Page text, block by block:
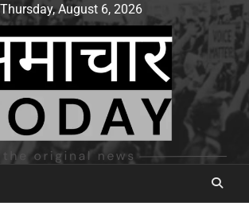
Thursday, August 6, 2026